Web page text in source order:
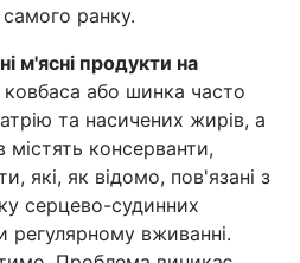
самого ранку.
м'ясні продукти на
або шинка часто
та насичених жирів, а
містять консерванти,
які, як відомо, пов'язані з
серцево-судинних
регулярному вживанні.